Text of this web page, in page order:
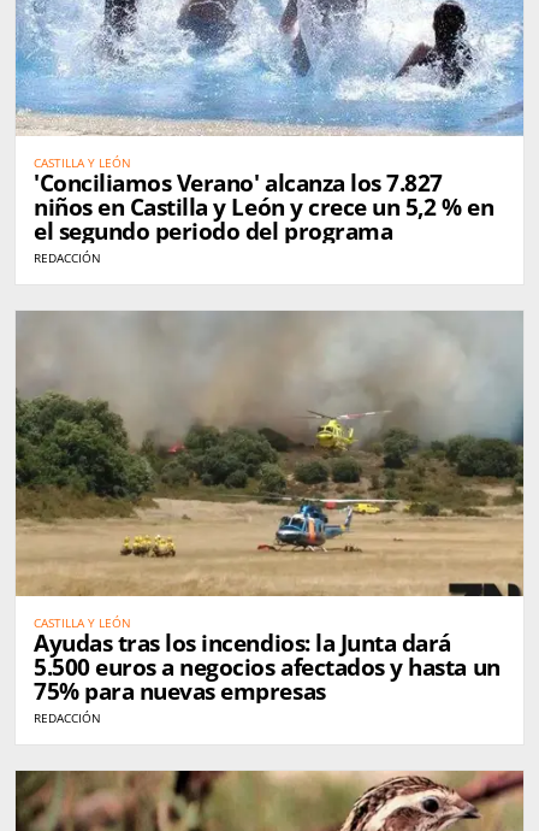
CASTILLA Y LEÓN
'Conciliamos Verano' alcanza los 7.827
niños en Castilla y León y crece un 5,2 % en
el segundo periodo del programa
REDACCIÓN
CASTILLA Y LEÓN
Ayudas tras los incendios: la Junta dará
5.500 euros a negocios afectados y hasta un
75% para nuevas empresas
REDACCIÓN